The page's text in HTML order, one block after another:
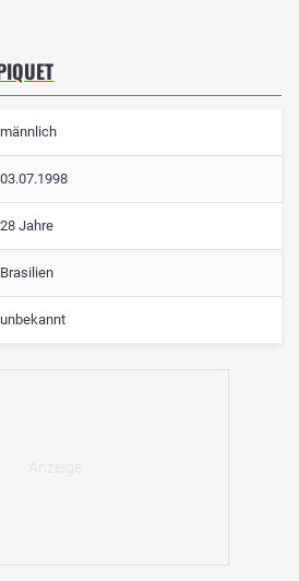
männlich
03.07.1998
28 Jahre
Brasilien
unbekannt